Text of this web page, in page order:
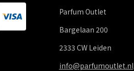
Parfum Outlet
Bargelaan 200
2333 CW Leiden
info@parfumoutlet.nl